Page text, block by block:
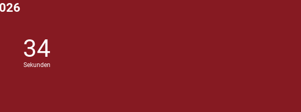
32
Sekunden